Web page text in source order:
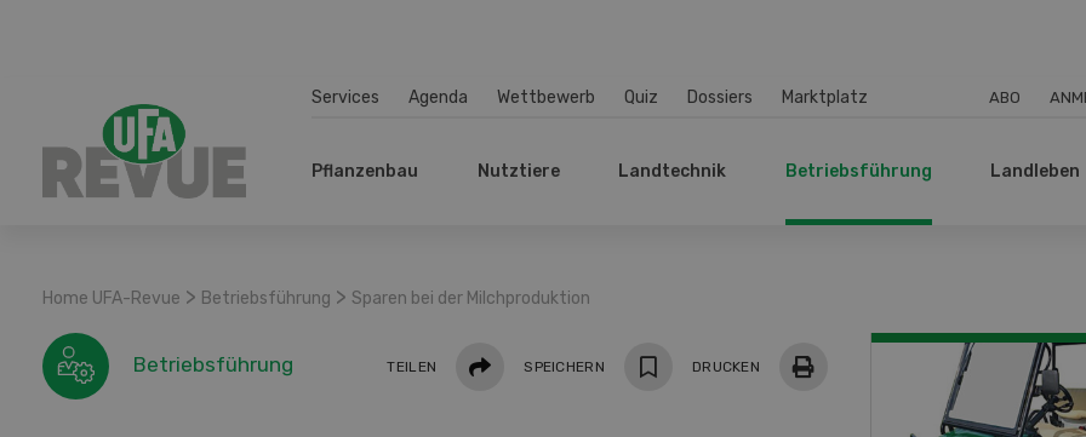
Services Agenda Wettbewerb Quiz Dossiers Marktplatz ABO
Pflanzenbau Nutztiere Landtechnik Betriebsführung Landleben
Home UFA-Revue > Betriebsführung > Sparen bei der Milchproduktion
Betriebsführung TEILEN Teilen SPEICHERN DRUCKEN